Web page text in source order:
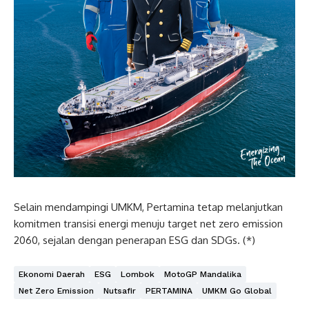
Selain mendampingi UMKM, Pertamina tetap melanjutkan
komitmen transisi energi menuju target net zero emission
2060, sejalan dengan penerapan ESG dan SDGs. (*)
Ekonomi Daerah ESG Lombok
MotoGP Mandalika
Net Zero Emission
Nutsafir PERTAMINA UMKM Go Global